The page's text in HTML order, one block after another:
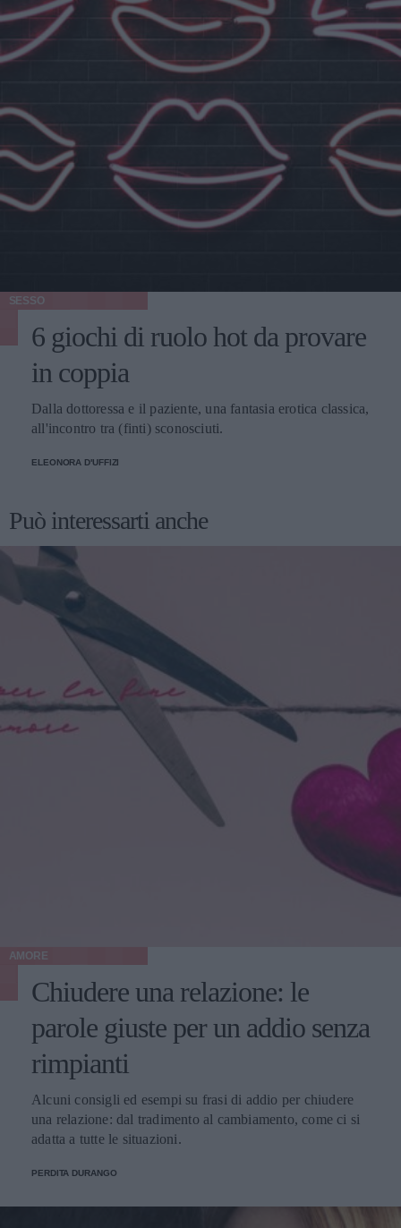
SESSO
6 giochi di ruolo hot da provare
in coppia
Dalla dottoressa e il paziente, una fantasia erotica classica,
all'incontro tra (finti) sconosciuti.
ELEONORA D'UFFIZI
Può interessarti anche
AMORE
Chiudere una relazione: le
parole giuste per un addio senza
rimpianti
Alcuni consigli ed esempi su frasi di addio per chiudere
una relazione: dal tradimento al cambiamento, come ci si
adatta a tutte le situazioni.
PERDITA DURANGO